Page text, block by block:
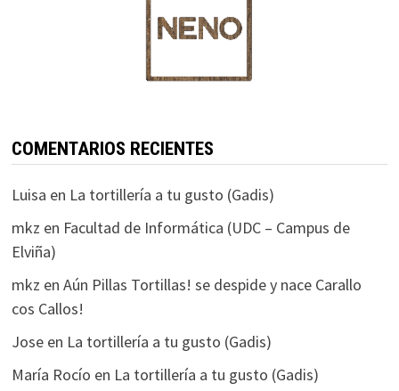
COMENTARIOS RECIENTES
Luisa en La tortillería a tu gusto (Gadis)
mkz en Facultad de Informática (UDC – Campus de
Elviña)
mkz en Aún Pillas Tortillas! se despide y nace Carallo
cos Callos!
Joseen La tortillería a tu gusto (Gadis)
María Rocío en La tortillería a tu gusto (Gadis)